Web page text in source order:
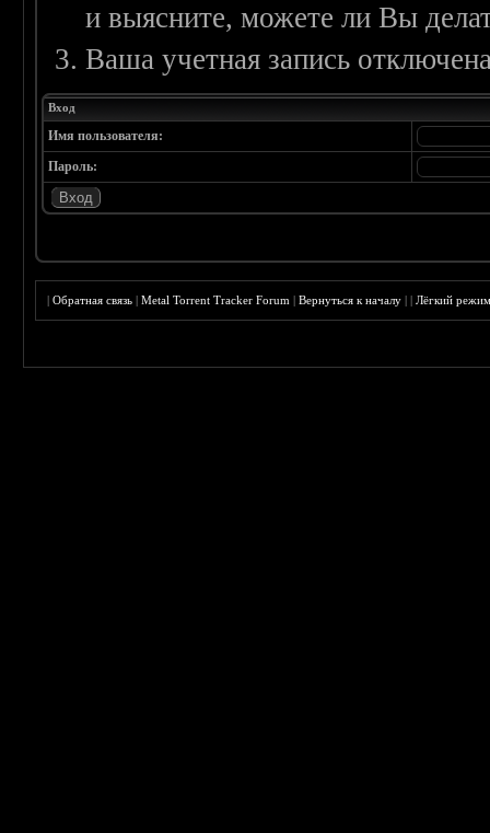
и выясните, можете ли Вы
Ваша учетная запись
Вход
Имя пользователя:
Пароль:
|Обратная связь |Metal Torrent Tracker Forum |Вернуться к началу ||Лёгкий